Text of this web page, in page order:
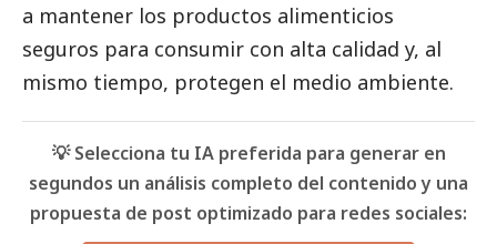
a mantener los productos alimenticios
seguros para consumir con alta calidad y, al
mismo tiempo, protegen el medio ambiente.
💡 Selecciona tu IA preferida para generar en
segundos un análisis completo del contenido y una
propuesta de post optimizado para redes sociales: